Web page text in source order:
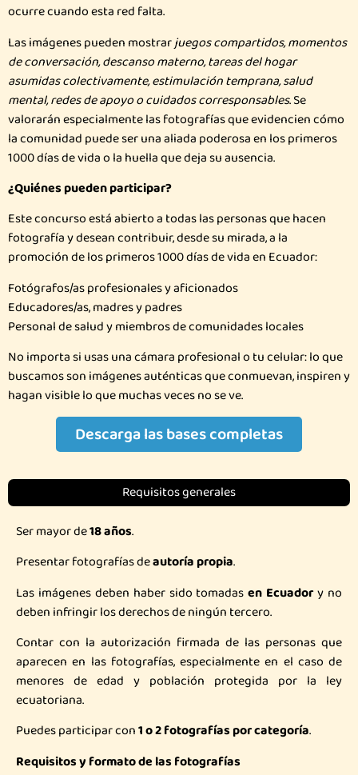
ocurre cuando esta red falta.
Las imágenes pueden mostrarjuegos compartidos, momentos
de conversación, descanso materno, tareas del hogar
asumidas colectivamente, estimulación temprana, salud
mental, redes de apoyo o cuidados corresponsables. Se
valorarán especialmente las fotografías que evidencien cómo
la comunidad puede ser una aliada poderosa en los primeros
1000 días de vida o la huella que deja su ausencia.
¿Quiénes pueden participar?
Este concurso está abierto a todas las personas que hacen
fotografía y desean contribuir, desde su mirada, a la
promoción de los primeros 1000 días de vida en Ecuador:
Fotógrafos/as profesionales y aficionados
Educadores/as, madres y padres
Personal de salud y miembros de comunidades locales
No importa si usas una cámara profesional o tu celular: lo que
buscamos son imágenes auténticas que conmuevan, inspiren y
hagan visible lo que muchas veces no se ve.
Descarga las bases completas
Requisitos generales
Ser mayor de18 años.
Presentar fotografías deautoría propia.
Las imágenes deben haber sido tomadasen Ecuadory no
deben infringir los derechos de ningún tercero.
Contar con la autorización firmada de las personas que
aparecen en las fotografías, especialmente en el caso de
menores de edad y población protegida por la ley
ecuatoriana.
Puedes participar con1 o 2 fotografías por categoría.
Requisitos y formato de las fotografías